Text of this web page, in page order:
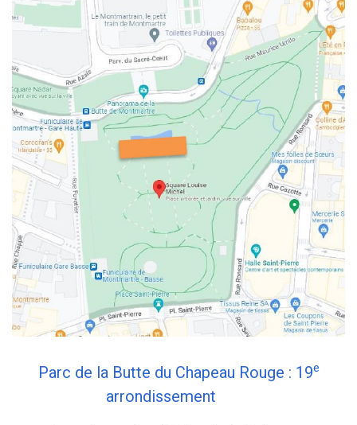
Parc de la Butte du Chapeau Rouge : 19e
arrondissement